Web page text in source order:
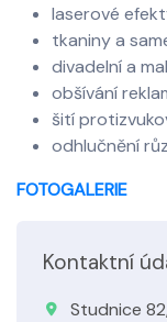
laserové
tkaniny a
divadelní a
obšívání
šití
odhlučnění
FOTOGALERIE
Kontaktní
Studnice